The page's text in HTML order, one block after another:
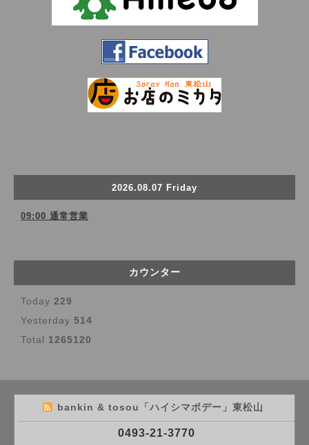
2026.08.07 Friday
09:00 通常営業
カウンター
Today 229
Yesterday 514
Total 1265120
bankin & tosou「ハイシマボデー」東松山
0493-21-3770